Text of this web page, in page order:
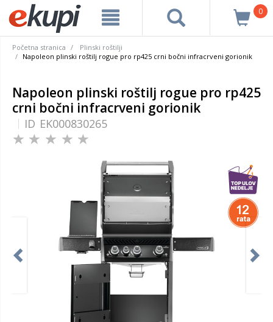
0
Početna stranica
Plinski roštilji
Napoleon plinski roštilj rogue pro rp425 crni bočni infracrveni gorionik
Napoleon plinski roštilj rogue pro rp425
crni bočni infracrveni gorionik
ID EK000830265